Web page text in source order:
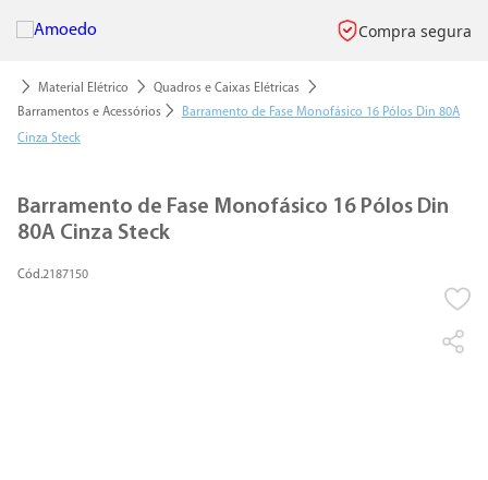
Compra segura
Material Elétrico
Quadros e Caixas Elétricas
Barramentos e Acessórios
Barramento de Fase Monofásico 16 Pólos Din 80A
Cinza Steck
Barramento de Fase Monofásico 16 Pólos Din
80A Cinza Steck
2187150